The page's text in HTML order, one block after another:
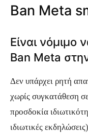
Ban Meta
Είναι νόμιμο
Ban Meta
Δεν υπάρχει ρητή
χωρίς συγκατάθεση
προσδοκία
ιδιωτικές